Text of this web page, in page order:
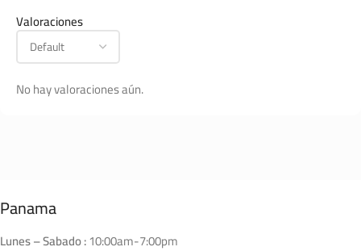
Valoraciones
No hay valoraciones aún.
Panama
Lunes – Sabado :10:00am-7:00pm